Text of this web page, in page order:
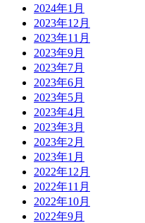
2024年1月
2023年12月
2023年11月
2023年9月
2023年7月
2023年6月
2023年5月
2023年4月
2023年3月
2023年2月
2023年1月
2022年12月
2022年11月
2022年10月
2022年9月